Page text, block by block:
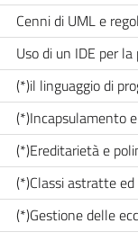
Cenni di UML e
Uso di un IDE per
(*)il linguaggio di
(*)Incapsulamento
(*)Ereditarietà e
(*)Classi astratte
(*)Gestione delle